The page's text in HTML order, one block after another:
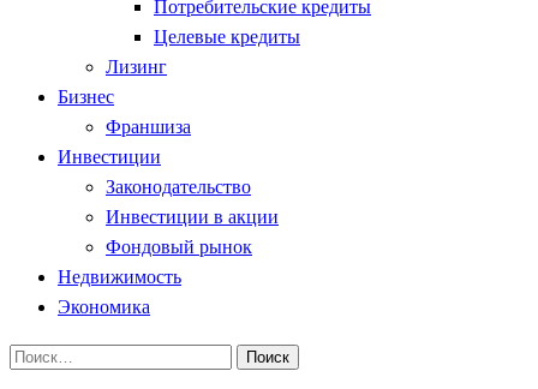
Потребительские кредиты
Целевые кредиты
Лизинг
Бизнес
Франшиза
Инвестиции
Законодательство
Инвестиции в акции
Фондовый рынок
Недвижимость
Экономика
Найти: